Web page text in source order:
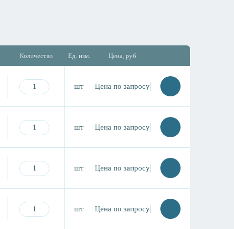
Количество Ед. изм. Цена, руб
шт Цена по запросу
шт Цена по запросу
шт Цена по запросу
шт Цена по запросу